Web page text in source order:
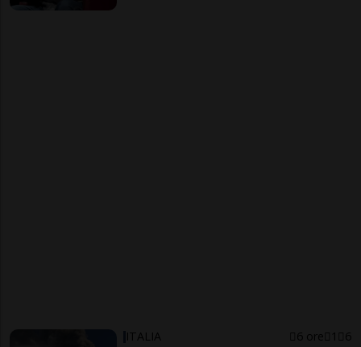
ITALIA 6 ore 1 6